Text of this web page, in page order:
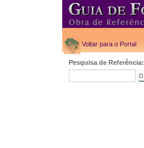
Voltar para o Portal
Pesquisa de Referência: